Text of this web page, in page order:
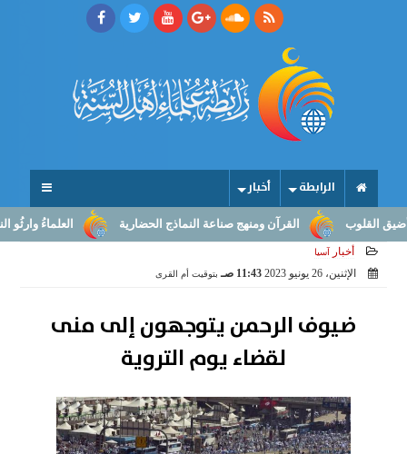
الرابطة أخبار
العلماءُ وارثُو النبوّة: القرآن ومنهج صناعة النماذج الحضارية
أخبار آسيا
الإثنين، 26 يونيو 2023 11:43 صـ بتوقيت أم القرى
ضيوف الرحمن يتوجهون إلى منى
لقضاء يوم التروية